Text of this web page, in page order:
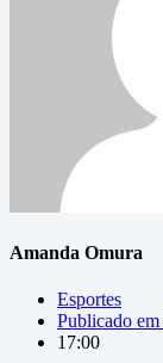
Amanda Omura
Esportes
Publicado em
17:00